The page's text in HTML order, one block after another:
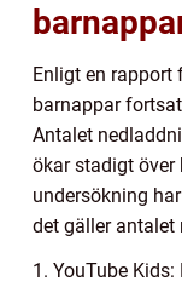
Enligt en rapport
barnappar
Antalet
ökar stadigt över
undersökning
det gäller antalet
1. YouTube